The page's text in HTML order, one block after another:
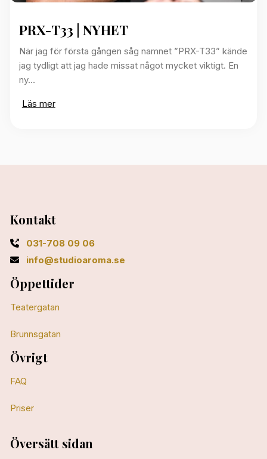
PRX-T33 | NYHET
När jag för första gången såg namnet ”PRX-T33” kände
jag tydligt att jag hade missat något mycket viktigt. En
ny…
Läs mer
Kontakt
031-708 09 06
info@studioaroma.se
Öppettider
Teatergatan
Brunnsgatan
Övrigt
FAQ
Priser
Översätt sidan